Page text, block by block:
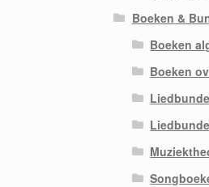
Boeken &
Boeken
Boeken